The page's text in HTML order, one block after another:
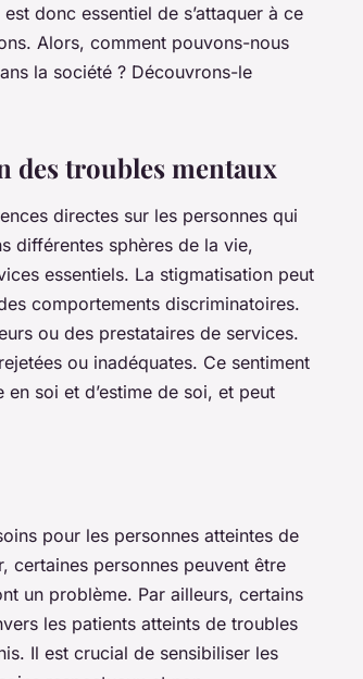
donc essentiel de s’attaquer à ce
Alors, comment pouvons-nous
la société ? Découvrons-le
des troubles mentaux
directes sur les personnes qui
différentes sphères de la vie,
essentiels. La stigmatisation peut
comportements discriminatoires.
ou des prestataires de services.
ou inadéquates. Ce sentiment
soi et d’estime de soi, et peut
pour les personnes atteintes de
certaines personnes peuvent être
un problème. Par ailleurs, certains
les patients atteints de troubles
Il est crucial de sensibiliser les